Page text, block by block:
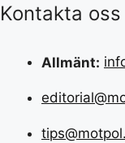
Kontakta oss
Allmänt: